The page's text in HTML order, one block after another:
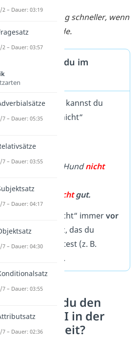
die Lösung schneller, wenn
aufpassen würde.
Wie verneinst du im
Konjunktiv II?
ImKonjunktiv II
kannst du
einen Satz mit „nicht“
➡️ Beispiele
Tomwürde den Hundnicht
Ichfände nicht gut.
Du schreibst „nicht“ immervor
das Wort im Satz, das du
verneinen möchtest (z. B.
).
Wie bildest du den
II in der
2 – Dauer: 03:19
2 – Dauer: 03:57
7 – Dauer: 05:35
7 – Dauer: 03:55
7 – Dauer: 04:17
7 – Dauer: 04:30
7 – Dauer: 03:55
7 – Dauer: 02:36